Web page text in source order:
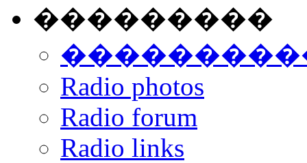
���������
Radio photos
Radio forum
Radio links